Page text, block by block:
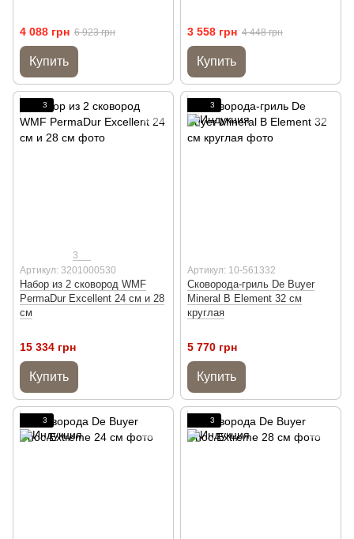
4 088 грн 6 923 грн
Купить
3 558 грн 4 448 грн
Купить
3
3
Артикул: 3201000530
Набор из 2 сковород WMF
PermaDur Excellent 24 см и 28
см
15 334 грн
Купить
3
Артикул: 10-561332
Сковорода-гриль De Buyer
Mineral B Element 32 см
круглая
5 770 грн
Купить
3 3